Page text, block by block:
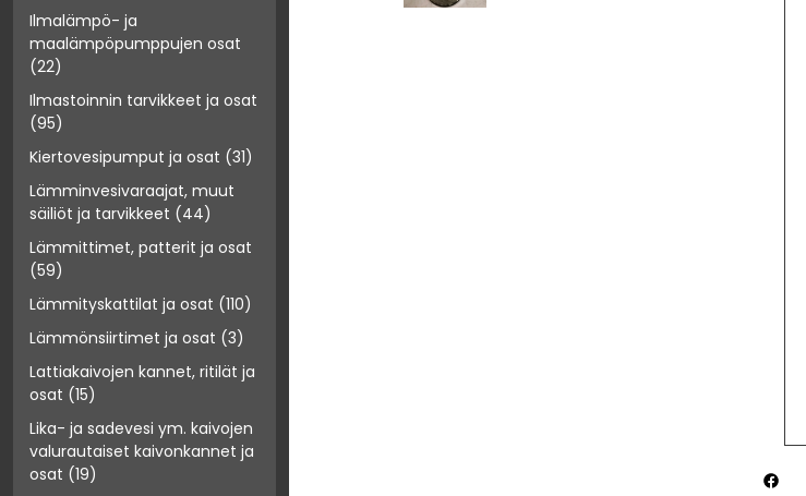
Ilmalämpö- ja
maalämpöpumppujen osat
(22)
Ilmastoinnin tarvikkeet ja osat
(95)
Kiertovesipumput ja osat (31)
Lämminvesivaraajat, muut
säiliöt ja tarvikkeet (44)
Lämmittimet, patterit ja osat
(59)
Lämmityskattilat ja osat (110)
Lämmönsiirtimet ja osat (3)
Lattiakaivojen kannet, ritilät ja
osat (15)
Lika- ja sadevesi ym. kaivojen
valurautaiset kaivonkannet ja
osat (19)